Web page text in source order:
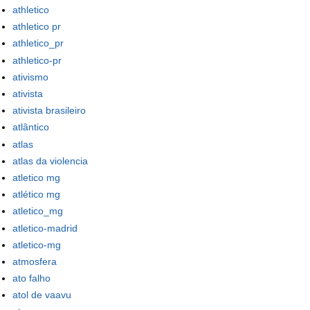
athletico
athletico pr
athletico_pr
athletico-pr
ativismo
ativista
ativista brasileiro
atlântico
atlas
atlas da violencia
atletico mg
atlético mg
atletico_mg
atletico-madrid
atletico-mg
atmosfera
ato falho
atol de vaavu